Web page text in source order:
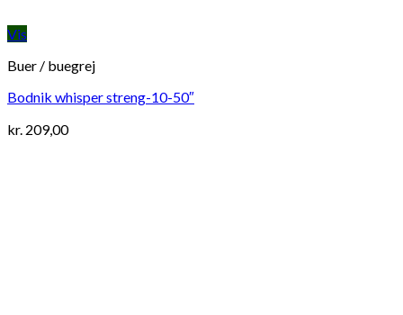
Vis
Buer / buegrej
Bodnik whisper streng-10-50″
kr. 209,00